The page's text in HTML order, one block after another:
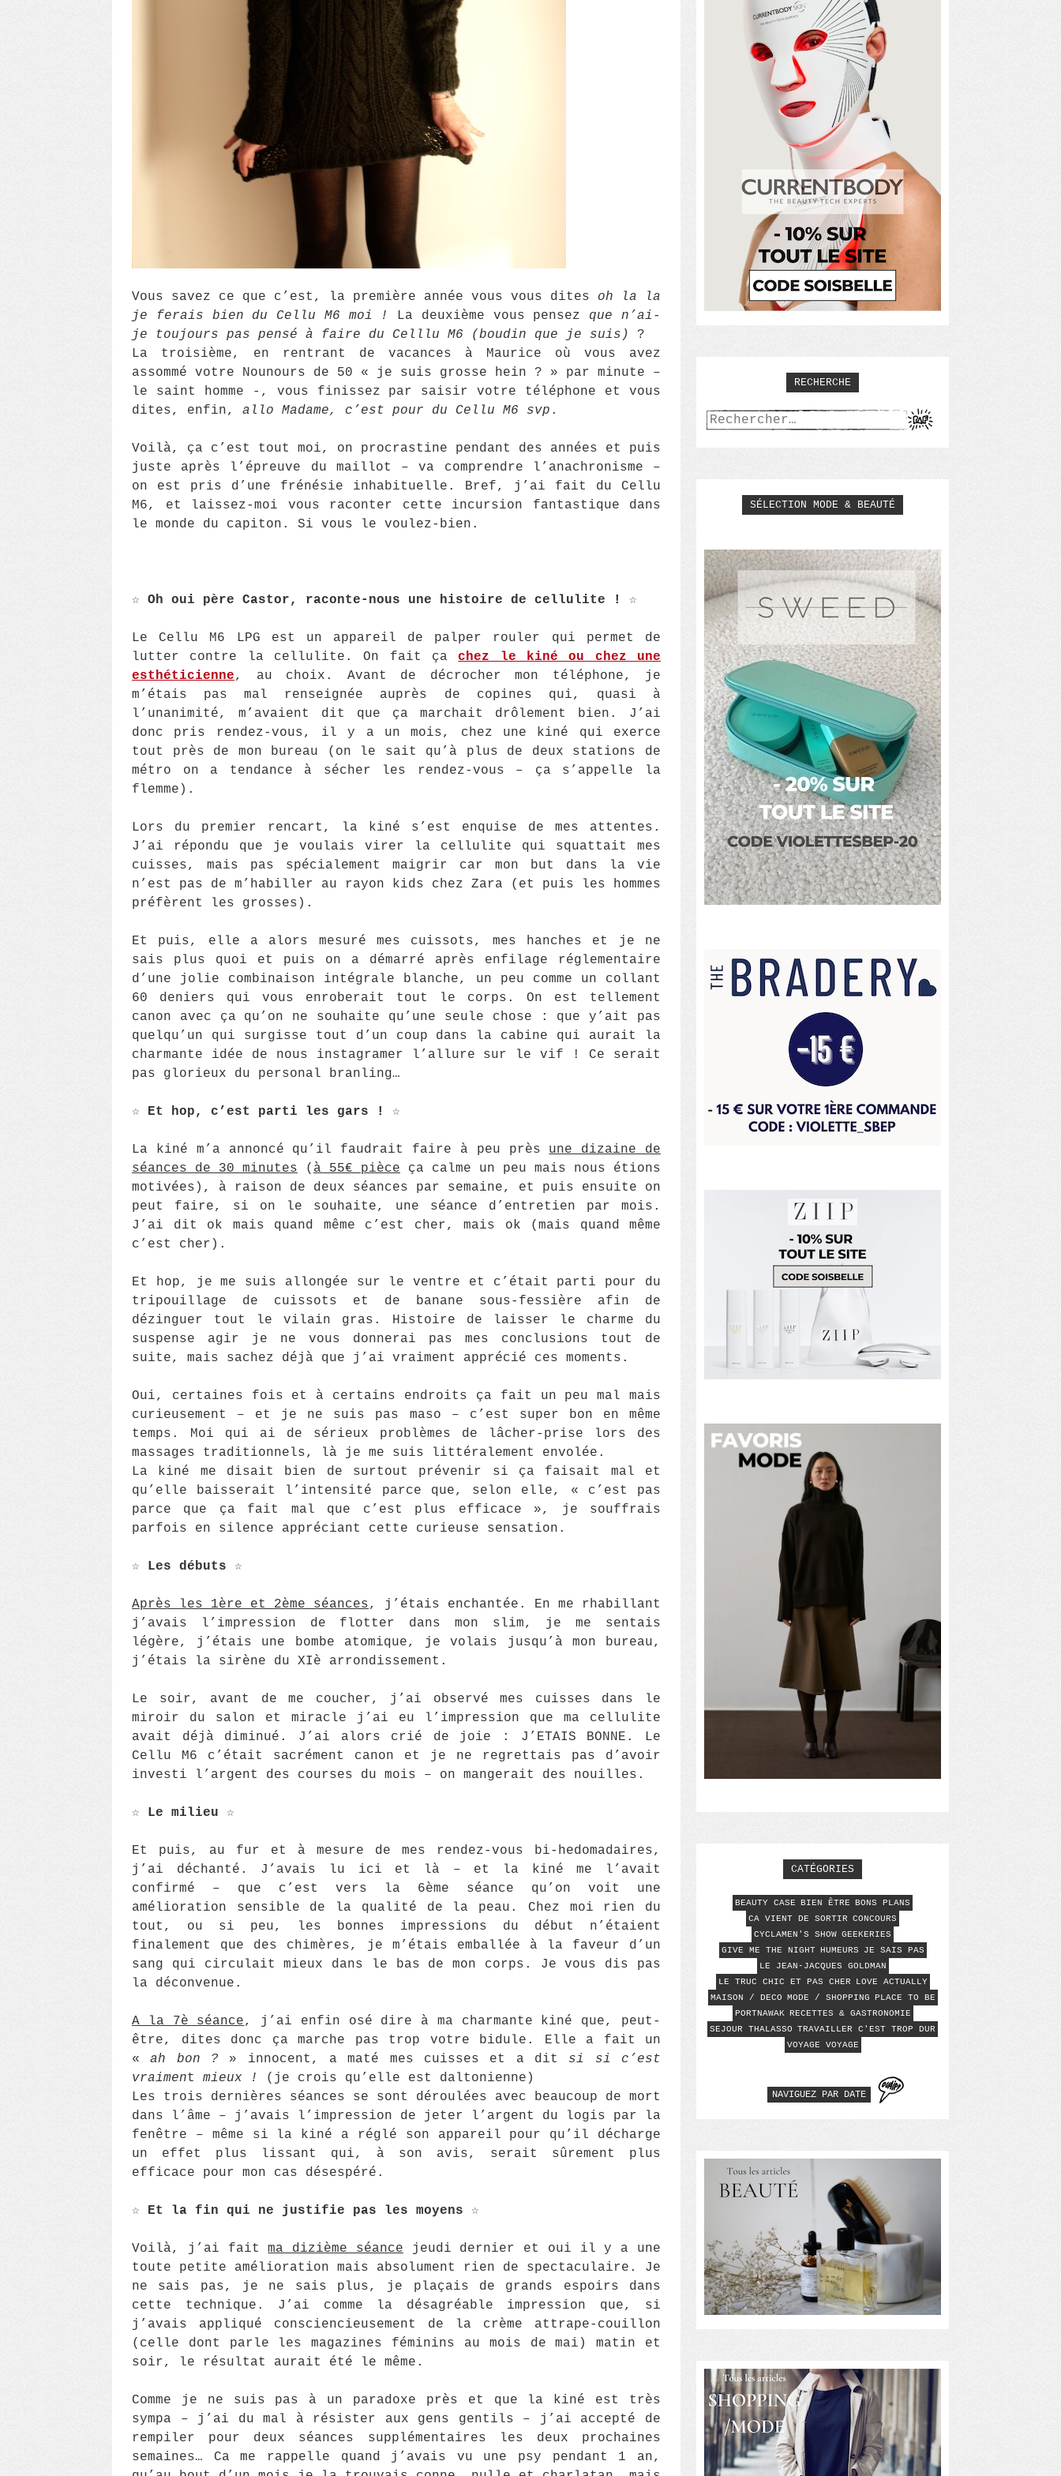
Vous savez ce que c’est, la première année vous vous dites oh la la
je ferais bien du Cellu M6 moi !
La deuxième vous pensez que n’ai-
je toujours pas pensé à faire du Celllu M6 (boudin que je suis)
?
La troisième, en rentrant de vacances à Maurice où vous avez
assommé votre Nounours de 50 « je suis grosse hein ? » par minute –
le saint homme -, vous finissez par saisir votre téléphone et vous
dites, enfin, allo Madame, c’est pour du Cellu M6 svp .
Voilà, ça c’est tout moi, on procrastine pendant des années et puis
juste après l’épreuve du maillot – va comprendre l’anachronisme –
on est pris d’une frénésie inhabituelle. Bref, j’ai fait du Cellu
M6, et laissez-moi vous raconter cette incursion fantastique dans
le monde du capiton. Si vous le voulez-bien.
☆ Oh oui père Castor, raconte-nous une histoire de cellulite ! ☆
Le Cellu M6 LPG est un appareil de palper rouler qui permet de
lutter contre la cellulite. On fait çachez le kiné ou chez une
esthéticienne, au choix. Avant de décrocher mon téléphone, je
m’étais pas mal renseignée auprès de copines qui, quasi à
l’unanimité, m’avaient dit que ça marchait drôlement bien. J’ai
donc pris rendez-vous, il y a un mois, chez une kiné qui exerce
tout près de mon bureau (on le sait qu’à plus de deux stations de
métro on a tendance à sécher les rendez-vous – ça s’appelle la
flemme).
Lors du premier rencart, la kiné s’est enquise de mes attentes.
J’ai répondu que je voulais virer la cellulite qui squattait mes
cuisses, mais pas spécialement maigrir car mon but dans la vie
n’est pas de m’habiller au rayon kids chez Zara (et puis les hommes
préfèrent les grosses).
Et puis, elle a alors mesuré mes cuissots, mes hanches et je ne
sais plus quoi et puis on a démarré après enfilage réglementaire
d’une jolie combinaison intégrale blanche, un peu comme un collant
60 deniers qui vous enroberait tout le corps. On est tellement
canon avec ça qu’on ne souhaite qu’une seule chose : que y’ait pas
quelqu’un qui surgisse tout d’un coup dans la cabine qui aurait la
charmante idée de nous instagramer l’allure sur le vif ! Ce serait
pas glorieux du personal branling…
☆ Et hop, c’est parti les gars ! ☆
La kiné m’a annoncé qu’il faudrait faire à peu près une dizaine de
séances de 30 minutes ( à 55€ pièce ça calme un peu mais nous étions
motivées), à raison de deux séances par semaine, et puis ensuite on
peut faire, si on le souhaite, une séance d’entretien par mois.
J’ai dit ok mais quand même c’est cher, mais ok (mais quand même
c’est cher).
Et hop, je me suis allongée sur le ventre et c’était parti pour du
tripouillage de cuissots et de banane sous-fessière afin de
dézinguer tout le vilain gras. Histoire de laisser le charme du
suspense agir je ne vous donnerai pas mes conclusions tout de
suite, mais sachez déjà que j’ai vraiment apprécié ces moments.
Oui, certaines fois et à certains endroits ça fait un peu mal mais
curieusement – et je ne suis pas maso – c’est super bon en même
temps. Moi qui ai de sérieux problèmes de lâcher-prise lors des
massages traditionnels, là je me suis littéralement envolée.
La kiné me disait bien de surtout prévenir si ça faisait mal et
qu’elle baisserait l’intensité parce que, selon elle, « c’est pas
parce que ça fait mal que c’est plus efficace », je souffrais
parfois en silence appréciant cette curieuse sensation.
☆ Les débuts ☆
Après les 1ère et 2ème séances, j’étais enchantée. En me rhabillant
j’avais l’impression de flotter dans mon slim, je me sentais
légère, j’étais une bombe atomique, je volais jusqu’à mon bureau,
j’étais la sirène du XIè arrondissement.
Le soir, avant de me coucher, j’ai observé mes cuisses dans le
miroir du salon et miracle j’ai eu l’impression que ma cellulite
avait déjà diminué. J’ai alors crié de joie : J’ETAIS BONNE. Le
Cellu M6 c’était sacrément canon et je ne regrettais pas d’avoir
investi l’argent des courses du mois – on mangerait des nouilles.
☆ Le milieu ☆
Et puis, au fur et à mesure de mes rendez-vous bi-hedomadaires,
j’ai déchanté. J’avais lu ici et là – et la kiné me l’avait
confirmé – que c’est vers la 6ème séance qu’on voit une
amélioration sensible de la qualité de la peau. Chez moi rien du
tout, ou si peu, les bonnes impressions du début n’étaient
finalement que des chimères, je m’étais emballée à la faveur d’un
sang qui circulait mieux dans le bas de mon corps. Je vous dis pas
la déconvenue.
A la 7è séance, j’ai enfin osé dire à ma charmante kiné que, peut-
être, dites donc ça marche pas trop votre bidule. Elle a fait un
«ah bon ? » innocent, a maté mes cuisses et a dit si si c’est
vraiment mieux !
(je crois qu’elle est daltonienne)
Les trois dernières séances se sont déroulées avec beaucoup de mort
dans l’âme – j’avais l’impression de jeter l’argent du logis par la
fenêtre – même si la kiné a réglé son appareil pour qu’il décharge
un effet plus lissant qui, à son avis, serait sûrement plus
efficace pour mon cas désespéré.
☆ Et la fin qui ne justifie pas les moyens ☆
Voilà, j’ai faitma dizième séance jeudi dernier et oui il y a une
toute petite amélioration mais absolument rien de spectaculaire. Je
ne sais pas, je ne sais plus, je plaçais de grands espoirs dans
cette technique. J’ai comme la désagréable impression que, si
j’avais appliqué consciencieusement de la crème attrape-couillon
(celle dont parle les magazines féminins au mois de mai) matin et
soir, le résultat aurait été le même.
Comme je ne suis pas à un paradoxe près et que la kiné est très
sympa – j’ai du mal à résister aux gens gentils – j’ai accepté de
rempiler pour deux séances supplémentaires les deux prochaines
semaines… Ca me rappelle quand j’avais vu une psy pendant 1 an,
RECHERCHE
Rechercher :
SÉLECTION MODE & BEAUTÉ
CATÉGORIES
BEAUTY CASE BIEN ÊTRE BONS PLANS
CA VIENT DE SORTIR CONCOURS
CYCLAMEN'S SHOW GEEKERIES
GIVE ME THE NIGHT HUMEURS
JE SAIS PAS
LE JEAN-JACQUES GOLDMAN
LE TRUC CHIC ET PAS CHER
LOVE ACTUALLY
MAISON / DECO MODE / SHOPPING PLACE TO BE
PORTNAWAK RECETTES & GASTRONOMIE
SEJOUR THALASSO TRAVAILLER C'EST TROP DUR
VOYAGE VOYAGE
NAVIGUEZ PAR DATE